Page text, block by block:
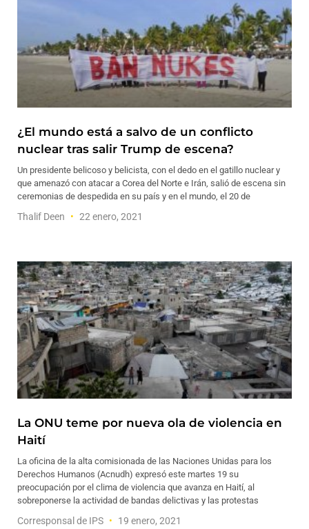
¿El mundo está a salvo de un conflicto
nuclear tras salir Trump de escena?
Un presidente belicoso y belicista, con el dedo en el gatillo nuclear y
que amenazó con atacar a Corea del Norte e Irán, salió de escena sin
ceremonias de despedida en su país y en el mundo, el 20 de
Thalif Deen 22 enero, 2021
La ONU teme por nueva ola de violencia en
Haití
La oficina de la alta comisionada de las Naciones Unidas para los
Derechos Humanos (Acnudh) expresó este martes 19 su
preocupación por el clima de violencia que avanza en Haití, al
sobreponerse la actividad de bandas delictivas y las protestas
Corresponsal de IPS 19 enero, 2021